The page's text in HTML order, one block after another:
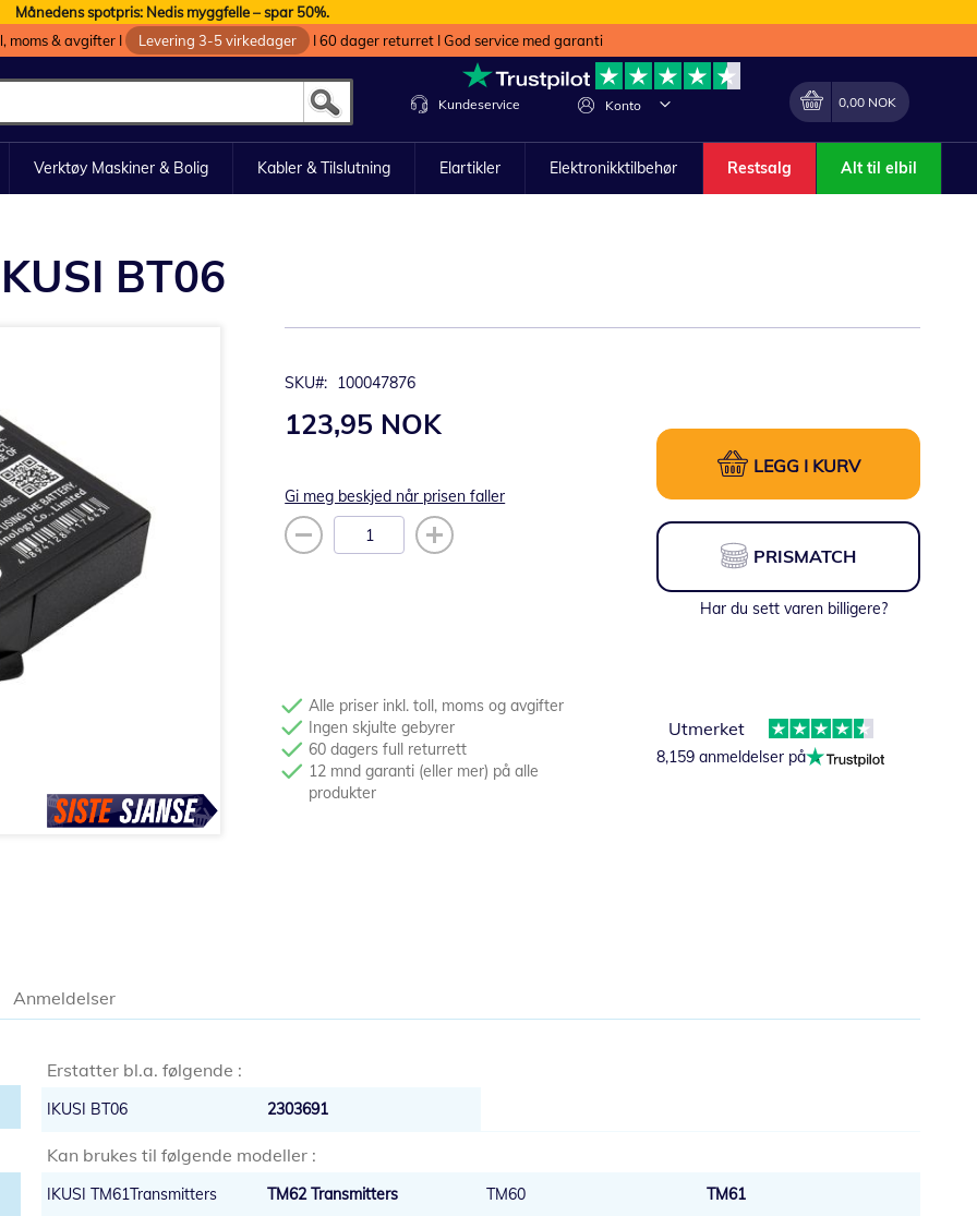
Månedens spotpris: Nedis myggfelle – spar 50%.
moms & avgifter I
Levering 3-5 virkedager I 60 dager returret I God service med garanti
Konto Endring
Min handlekurv
0,00 NOK
Kundeservice
Verktøy Maskiner & Bolig Kabler & Tilslutning Elartikler Elektronikktilbehør Restsalg Alt til elbil
BT06
SKU 100047876
123,95 NOK
Gi meg beskjed når prisen faller
LEGG I KURV
PRISMATCH
Har du sett varen billigere?
Alle priser inkl. toll, moms og avgifter
Ingen skjulte gebyrer
60 dagers full returrett
12 mnd garanti (eller mer) på alle
produkter
Utmerket
8,159 anmeldelser på
Erstatter bl.a. følgende :
IKUSI BT06 2303691
Kan brukes til følgende modeller :
IKUSI TM61Transmitters TM62 Transmitters TM60 TM61
Anmeldelser